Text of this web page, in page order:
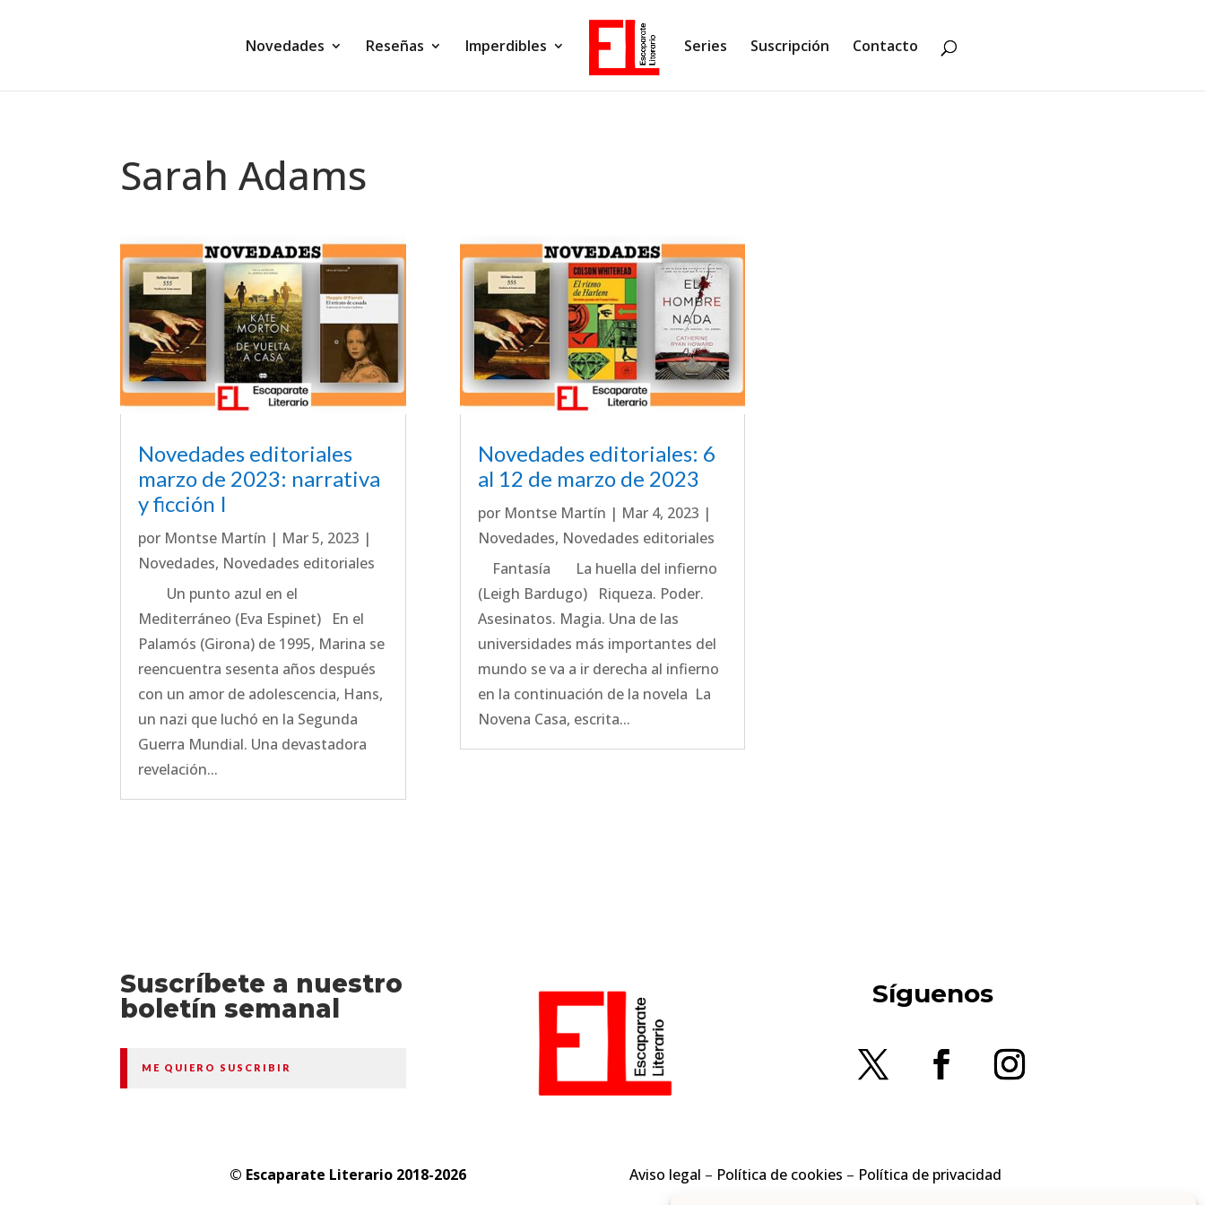
Novedades Reseñas Imperdibles Series Suscripción Contacto
Sarah Adams
Novedades editoriales
marzo de 2023: narrativa
y ficción I
por Montse Martín | Mar 5, 2023 |
Novedades, Novedades editoriales
Un punto azul en el
Mediterráneo (Eva Espinet) En el
Palamós (Girona) de 1995, Marina se
reencuentra sesenta años después
con un amor de adolescencia, Hans,
un nazi que luchó en la Segunda
Guerra Mundial. Una devastadora
revelación...
Novedades editoriales: 6
al 12 de marzo de 2023
por Montse Martín | Mar 4, 2023 |
Novedades, Novedades editoriales
Fantasía La huella del infierno
(Leigh Bardugo) Riqueza. Poder.
Asesinatos. Magia. Una de las
universidades más importantes del
mundo se va a ir derecha al infierno
en la continuación de la novela La
Novena Casa, escrita...
Suscríbete a nuestro
boletín semanal
ME QUIERO SUSCRIBIR
Síguenos
© Escaparate Literario 2018-2026 Aviso legal – Política de cookies – Política de privacidad